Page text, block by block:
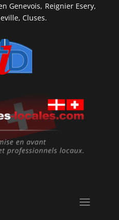
Genevois, Reignier Esery,
Cluses.